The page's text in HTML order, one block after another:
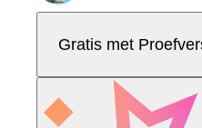
Gratis met